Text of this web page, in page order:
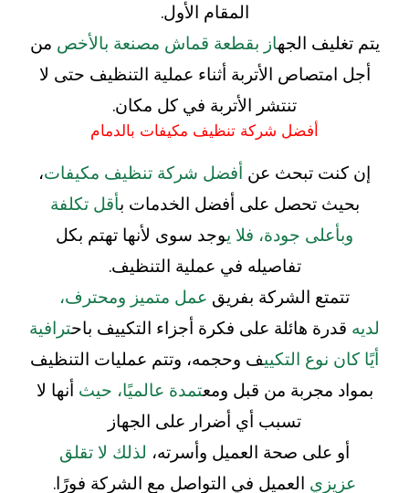
المقام الأول.
يتم تغليف الجهاز بقطعة قماش مصنعة بالأخص من
أجل امتصاص الأتربة أثناء عملية التنظيف حتى لا
تنتشر الأتربة في كل مكان.
أفضل شركة تنظيف مكيفات بالدمام
إن كنت تبحث عن أفضل شركة تنظيف مكيفات،
بحيث تحصل على أفضل الخدمات بأقل تكلفة
وبأعلى جودة، فلا يوجد سوى لأنها تهتم بكل
تفاصيله في عملية التنظيف.
تتمتع الشركة بفريق عمل متميز ومحترف،
لديه قدرة هائلة على فكرة أجزاء التكييف باحترافية
أيًا كان نوع التكييف وحجمه، وتتم عمليات التنظيف
بمواد مجربة من قبل ومعتمدة عالميًا، حيث أنها لا
تسبب أي أضرار على الجهاز
أو على صحة العميل وأسرته، لذلك لا تقلق
عزيزي العميل في التواصل مع الشركة فورًا.